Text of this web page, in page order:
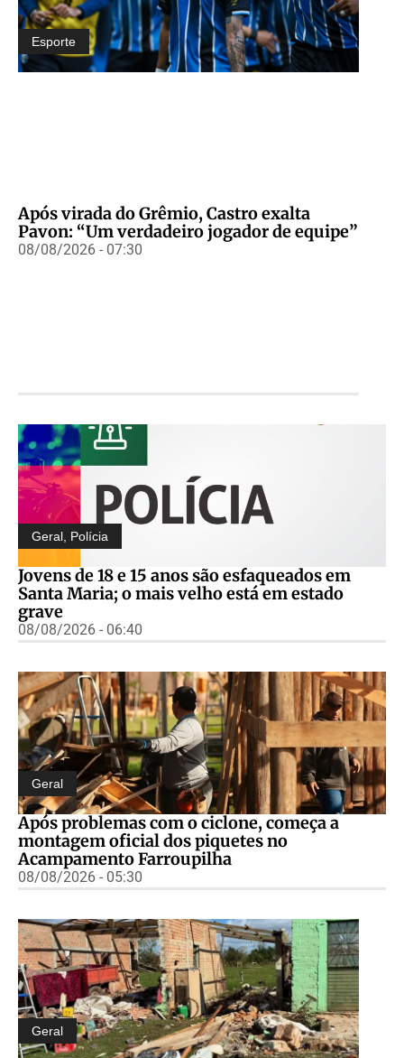
Esporte
Após virada do Grêmio, Castro exalta
Pavon: “Um verdadeiro jogador de equipe”
08/08/2026 - 07:30
Geral Polícia
Jovens de 18 e 15 anos são esfaqueados em
Santa Maria; o mais velho está em estado
grave
08/08/2026 - 06:40
Geral
Após problemas com o ciclone, começa a
montagem oficial dos piquetes no
Acampamento Farroupilha
08/08/2026 - 05:30
Geral